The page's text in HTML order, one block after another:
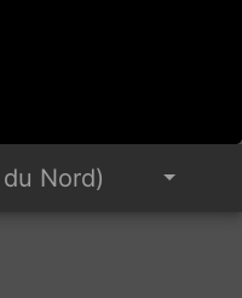
Nord)